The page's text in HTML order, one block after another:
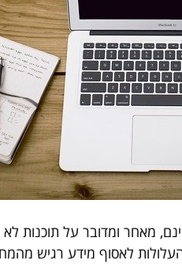
מאחר ומדובר על תוכנות לא
העלולות לאסוף מידע רגיש